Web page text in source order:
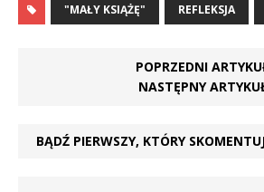
"MAŁY KSIĄŻĘ" REFLEKSJA
POPRZEDNI
NASTĘPNY
BĄDŹ PIERWSZY, KTÓRY